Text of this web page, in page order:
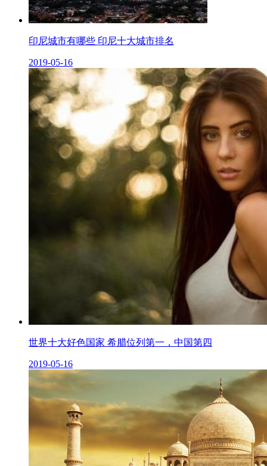
印尼城市有哪些 印尼十大城市排名
2019-05-16
世界十大好色国家 希腊位列第一，中国第四
2019-05-16